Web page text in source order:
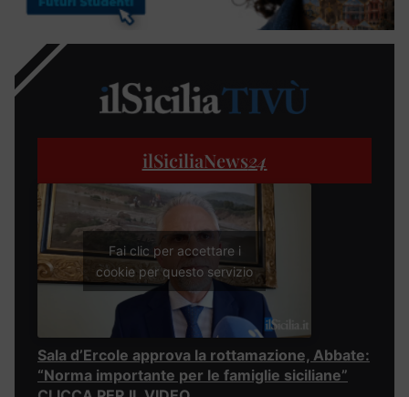
ilSiciliaNews24
Fai clic per accettare i
cookie per questo servizio
Sala d’Ercole approva la rottamazione, Abbate:
“Norma importante per le famiglie siciliane”